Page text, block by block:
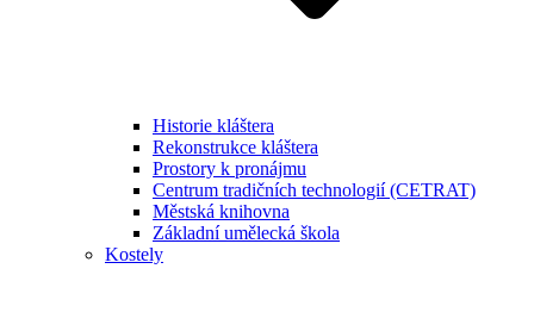
Historie kláštera
Rekonstrukce kláštera
Prostory k pronájmu
Centrum tradičních technologií (CETRAT)
Městská knihovna
Základní umělecká škola
Kostely